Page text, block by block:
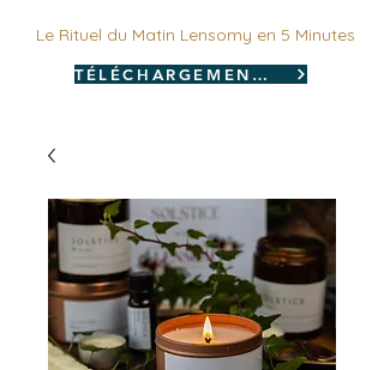
Le Rituel du Matin Lensomy en 5 Minutes
TÉLÉCHARGEMENT GRATUIT